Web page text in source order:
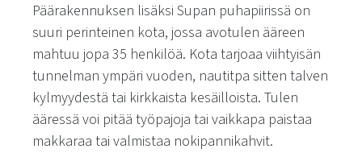
Päärakennuksen lisäksi Supan puhapiirissä on
suuri perinteinen kota, jossa avotulen ääreen
mahtuu jopa 35 henkilöä. Kota tarjoaa viihtyisän
tunnelman ympäri vuoden, nautitpa sitten talven
kylmyydestä tai kirkkaista kesäilloista. Tulen
ääressä voi pitää työpajoja tai vaikkapa paistaa
makkaraa tai valmistaa nokipannikahvit.